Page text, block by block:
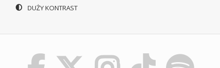
DUŻY KONTRAST